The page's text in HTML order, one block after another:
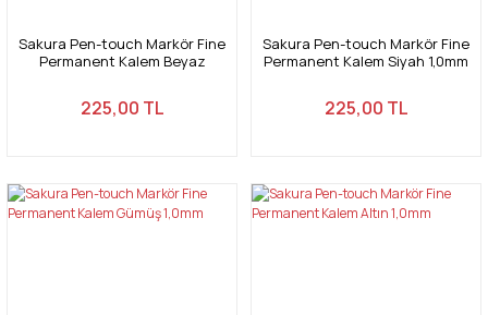
Sakura Pen-touch Markör Fine
Permanent Kalem Beyaz
225,00 TL
Sakura Pen-touch Markör Fine
Permanent Kalem Siyah 1,0mm
225,00 TL